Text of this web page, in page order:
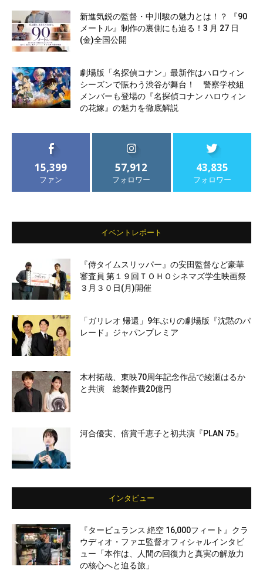
新進気鋭の監督・中川駿の魅力とは！？ 『90
メートル』制作の裏側にも迫る！3 月 27 日
(金)全国公開
劇場版「名探偵コナン」最新作はハロウィン
シーズンで賑わう渋谷が舞台！ 警察学校組
メンバーも登場の『名探偵コナン ハロウィン
の花嫁』の魅力を徹底解説
15,399
ファン
57,912
フォロワー
43,835
フォロワー
イベントレポート
『侍タイムスリッパー』の安田監督など豪華
審査員 第１９回ＴＯＨＯシネマズ学生映画祭
３月３０日(月)開催
「ガリレオ 帰還」9年ぶりの劇場版『沈黙のパ
レード』ジャパンプレミア
木村拓哉、東映70周年記念作品で綾瀬はるか
と共演 総製作費20億円
河合優実、倍賞千恵子と初共演『PLAN 75』
インタビュー
『タービュランス 絶空 16,000フィート』クラ
ウディオ・ファエ監督オフィシャルインタビ
ュー「本作は、人間の回復力と真実の解放力
の核心へと迫る旅」